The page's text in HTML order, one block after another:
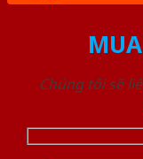
Chúng tôi sẽ